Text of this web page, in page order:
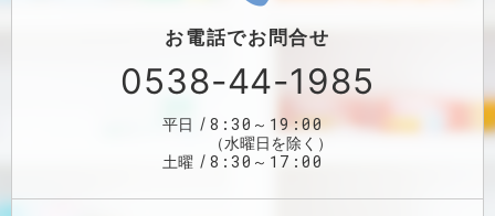
お電話でお問合せ
0538-44-1985
平日 8:30～19:00
（水曜日を除く）
土曜
8:30～17:00